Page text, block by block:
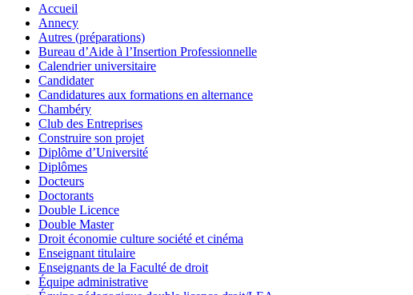
Accueil
Annecy
Autres (préparations)
Bureau d’Aide à l’Insertion Professionnelle
Calendrier universitaire
Candidater
Candidatures aux formations en alternance
Chambéry
Club des Entreprises
Construire son projet
Diplôme d’Université
Diplômes
Docteurs
Doctorants
Double Licence
Double Master
Droit économie culture société et cinéma
Enseignant titulaire
Enseignants de la Faculté de droit
Équipe administrative